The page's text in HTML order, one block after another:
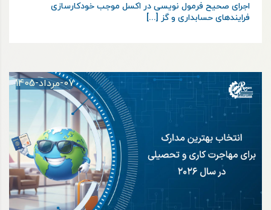
اجرای صحیح فرمول نویسی در اکسل موجب خودکارسازی
فرایندهای حسابداری و گز [...]
07-مرداد-1405